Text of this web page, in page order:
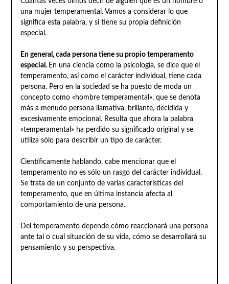
una mujer temperamental. Vamos a considerar lo que
significa esta palabra, y si tiene su propia definición
especial.
En general, cada persona tiene su propio temperamento
especial. En una ciencia como la psicología, se dice que el
temperamento, así como el carácter individual, tiene cada
persona. Pero en la sociedad se ha puesto de moda un
concepto como «hombre temperamental», que se denota
más a menudo persona llamativa, brillante, decidida y
excesivamente emocional. Resulta que ahora la palabra
«temperamental» ha perdido su significado original y se
utiliza sólo para describir un tipo de carácter.
Científicamente hablando, cabe mencionar que el
temperamento no es sólo un rasgo del carácter individual.
Se trata de un conjunto de varias características del
temperamento, que en última instancia afecta al
comportamiento de una persona.
Del temperamento depende cómo reaccionará una persona
ante tal o cual situación de su vida, cómo se desarrollará su
pensamiento y su perspectiva.